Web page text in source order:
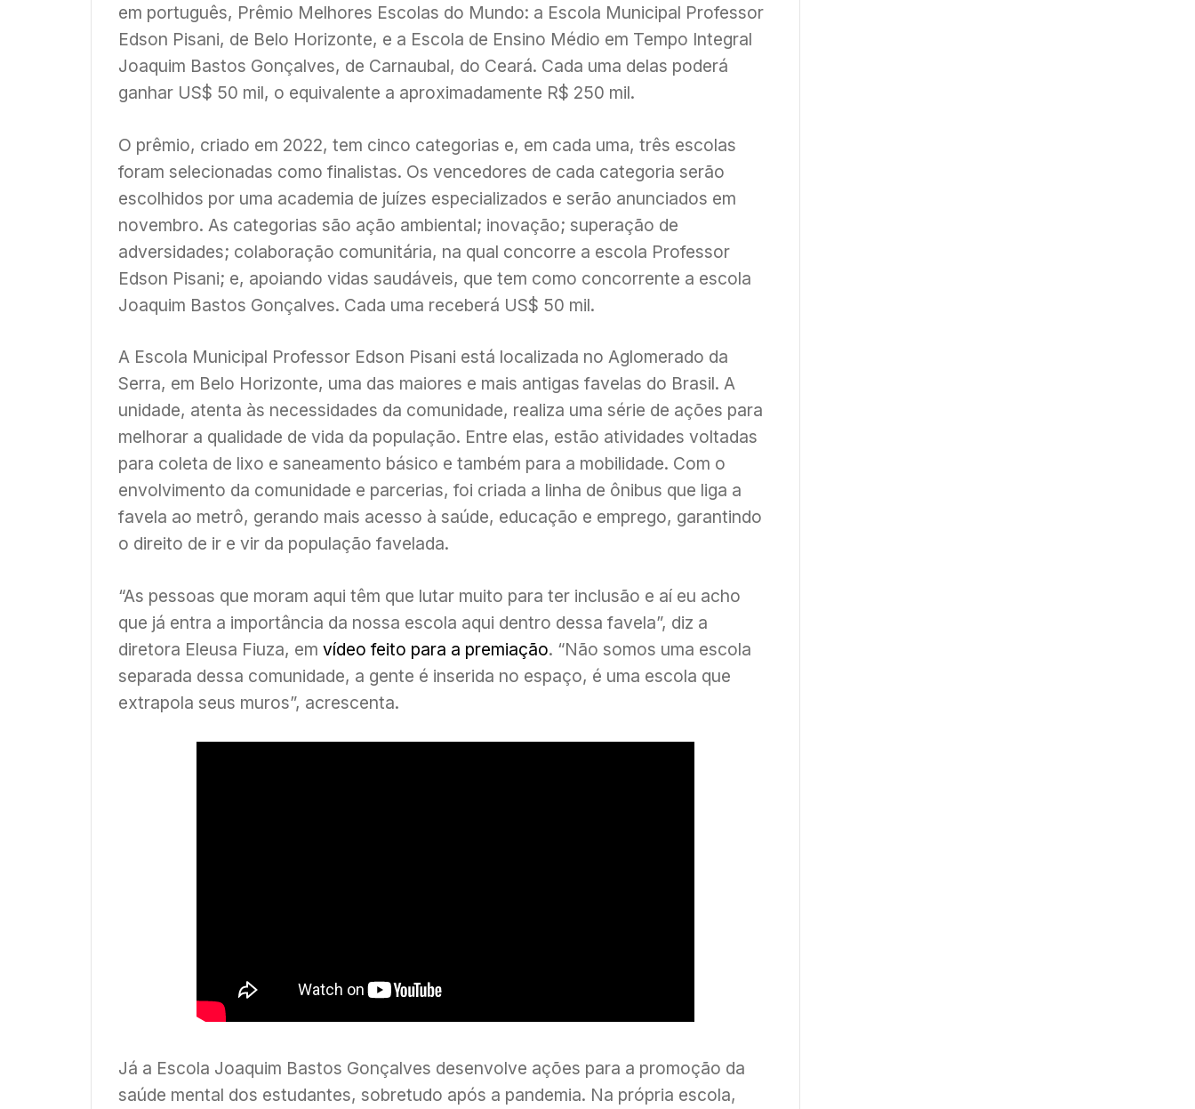
em português, Prêmio Melhores Escolas do Mundo: a Escola Municipal Professor
Edson Pisani, de Belo Horizonte, e a Escola de Ensino Médio em Tempo Integral
Joaquim Bastos Gonçalves, de Carnaubal, do Ceará. Cada uma delas poderá
ganhar US$ 50 mil, o equivalente a aproximadamente R$ 250 mil.
O prêmio, criado em 2022, tem cinco categorias e, em cada uma, três escolas
foram selecionadas como finalistas. Os vencedores de cada categoria serão
escolhidos por uma academia de juízes especializados e serão anunciados em
novembro. As categorias são ação ambiental; inovação; superação de
adversidades; colaboração comunitária, na qual concorre a escola Professor
Edson Pisani; e, apoiando vidas saudáveis, que tem como concorrente a escola
Joaquim Bastos Gonçalves. Cada uma receberá US$ 50 mil.
A Escola Municipal Professor Edson Pisani está localizada no Aglomerado da
Serra, em Belo Horizonte, uma das maiores e mais antigas favelas do Brasil. A
unidade, atenta às necessidades da comunidade, realiza uma série de ações para
melhorar a qualidade de vida da população. Entre elas, estão atividades voltadas
para coleta de lixo e saneamento básico e também para a mobilidade. Com o
envolvimento da comunidade e parcerias, foi criada a linha de ônibus que liga a
favela ao metrô, gerando mais acesso à saúde, educação e emprego, garantindo
o direito de ir e vir da população favelada.
“As pessoas que moram aqui têm que lutar muito para ter inclusão e aí eu acho
que já entra a importância da nossa escola aqui dentro dessa favela”, diz a
diretora Eleusa Fiuza, em vídeo feito para a premiação. “Não somos uma escola
separada dessa comunidade, a gente é inserida no espaço, é uma escola que
extrapola seus muros”, acrescenta.
Já a Escola Joaquim Bastos Gonçalves desenvolve ações para a promoção da
saúde mental dos estudantes, sobretudo após a pandemia. Na própria escola,